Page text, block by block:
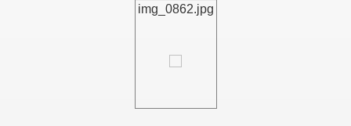
img_0862.jpg